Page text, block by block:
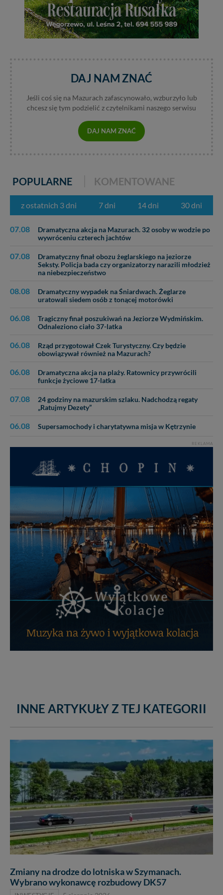
DAJ NAM ZNAĆ
Jeśli coś się na Mazurach zafascynowało, wzburzyło lub
chcesz się tym podzielić z czytelnikami naszego serwisu
DAJ NAM ZNAĆ
POPULARNE KOMENTOWANE
z ostatnich 3 dni 7 dni 14 dni 30 dni
07.08
Dramatyczna akcja na Mazurach. 32 osoby w wodzie po
wywróceniu czterech jachtów
07.08
Dramatyczny finał obozu żeglarskiego na jeziorze
Seksty. Policja bada czy organizatorzy narazili młodzież
na niebezpieczeństwo
08.08
Dramatyczny wypadek na Śniardwach. Żeglarze
uratowali siedem osób z tonącej motorówki
06.08
Tragiczny finał poszukiwań na Jeziorze Wydmińskim.
Odnaleziono ciało 37-latka
06.08
Rząd przygotował Czek Turystyczny. Czy będzie
obowiązywał również na Mazurach?
06.08
Dramatyczna akcja na plaży. Ratownicy przywrócili
funkcje życiowe 17-latka
07.08
24 godziny na mazurskim szlaku. Nadchodzą regaty
„Ratujmy Dezety”
06.08 Supersamochody i charytatywna misja w Kętrzynie
REKLAMA
INNE ARTYKUŁY Z TEJ KATEGORII
Zmiany na drodze do lotniska w Szymanach.
Wybrano wykonawcę rozbudowy DK57